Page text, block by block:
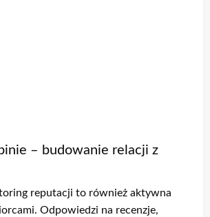
– budowanie relacji z
reputacji to również aktywna
Odpowiedzi na recenzje,